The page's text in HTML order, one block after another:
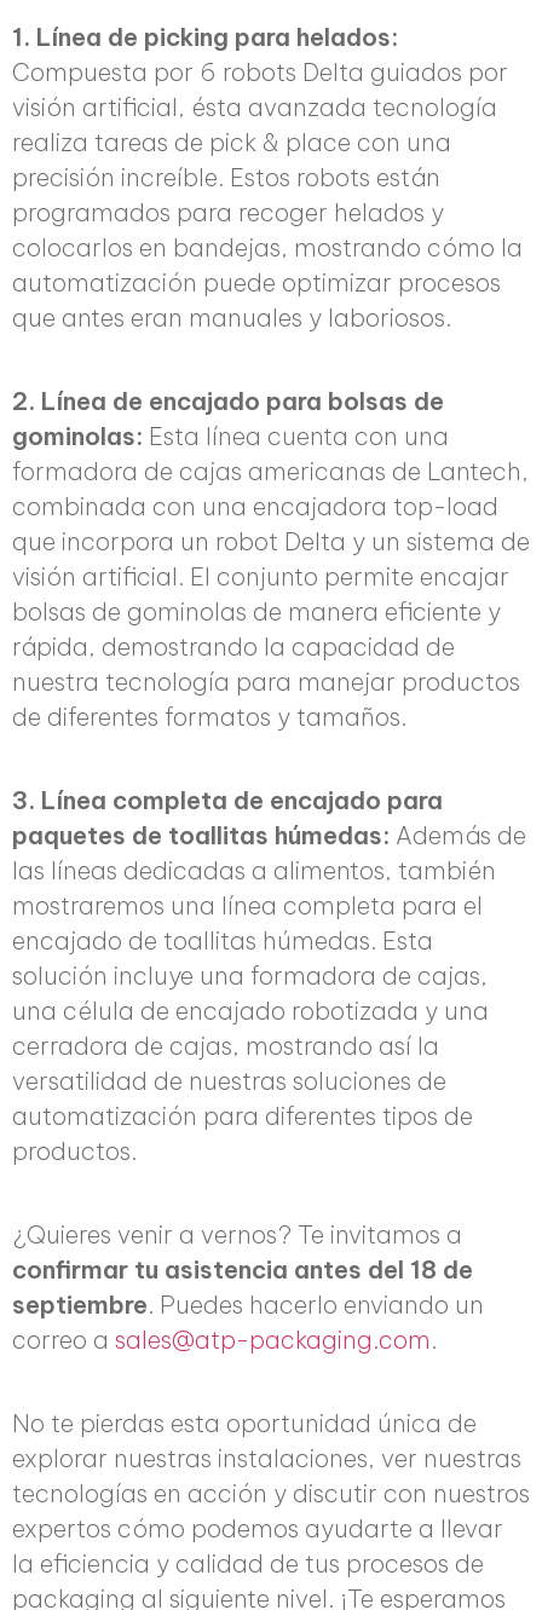
1. Línea de picking para helados:
Compuesta por 6 robots Delta guiados por
visión artificial, ésta avanzada tecnología
realiza tareas de pick & place con una
precisión increíble. Estos robots están
programados para recoger helados y
colocarlos en bandejas, mostrando cómo la
automatización puede optimizar procesos
que antes eran manuales y laboriosos.
2. Línea de encajado para bolsas de
gominolas: Esta línea cuenta con una
formadora de cajas americanas de Lantech,
combinada con una encajadora top-load
que incorpora un robot Delta y un sistema de
visión artificial. El conjunto permite encajar
bolsas de gominolas de manera eficiente y
rápida, demostrando la capacidad de
nuestra tecnología para manejar productos
de diferentes formatos y tamaños.
3. Línea completa de encajado para
paquetes de toallitas húmedas: Además de
las líneas dedicadas a alimentos, también
mostraremos una línea completa para el
encajado de toallitas húmedas. Esta
solución incluye una formadora de cajas,
una célula de encajado robotizada y una
cerradora de cajas, mostrando así la
versatilidad de nuestras soluciones de
automatización para diferentes tipos de
productos.
¿Quieres venir a vernos? Te invitamos a
confirmar tu asistencia antes del 18 de
septiembre. Puedes hacerlo enviando un
correo a sales@atp-packaging.com.
No te pierdas esta oportunidad única de
explorar nuestras instalaciones, ver nuestras
tecnologías en acción y discutir con nuestros
expertos cómo podemos ayudarte a llevar
la eficiencia y calidad de tus procesos de
packaging al siguiente nivel. ¡Te esperamos